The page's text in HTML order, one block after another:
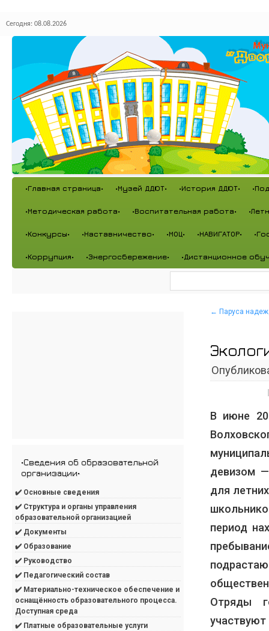
Сегодня: 08.08.2026
•Главная страница• •Музей ДДЮТ• •История ДДЮТ•
•Методическая работа• •Воспитательная работа•
•Конкурсы• •Наставничество• •МОЦ• •НАВИГАТОР•
•Коррупция• •Энергосбережение• •Дистанционное
← Паруса
В июне
девизом
для
период
Отряды
•Сведения об образовательной
организации•
✔️ Основные сведения
✔️ Структура и органы управления
образовательной организацией
✔️ Документы
✔️ Образование
✔️ Руководство
✔️ Педагогический состав
✔️ Материально-техническое обеспечение и
оснащённость образовательного процесса.
Доступная среда
✔️ Платные образовательные услуги